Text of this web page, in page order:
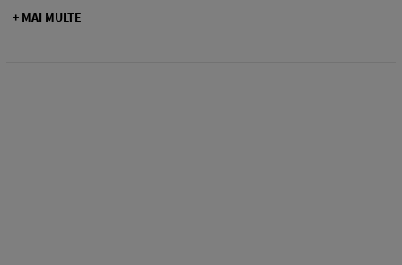
+ MAI MULTE